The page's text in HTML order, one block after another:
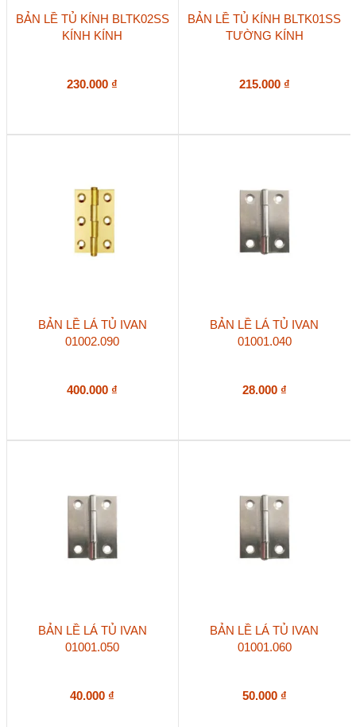
BẢN LỀ TỦ KÍNH BLTK02SS
KÍNH KÍNH
230.000 ₫
BẢN LỀ TỦ KÍNH BLTK01SS
TƯỜNG KÍNH
215.000 ₫
BẢN LỀ LÁ TỦ IVAN
01002.090
400.000 ₫
BẢN LỀ LÁ TỦ IVAN
01001.040
28.000 ₫
BẢN LỀ LÁ TỦ IVAN
01001.050
40.000 ₫
BẢN LỀ LÁ TỦ IVAN
01001.060
50.000 ₫